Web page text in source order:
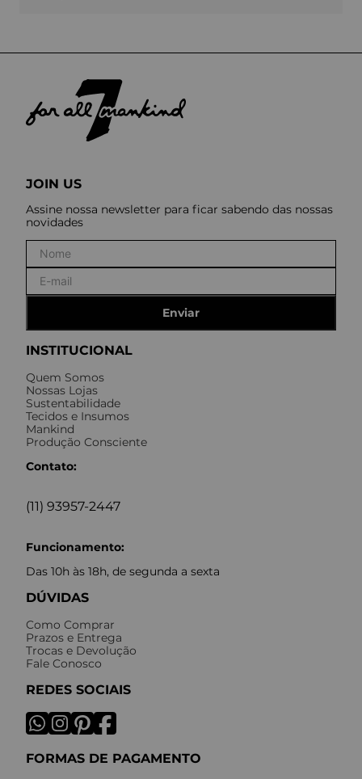
INSTITUCIONAL
Quem Somos
Nossas Lojas
Sustentabilidade
Tecidos e Insumos
Mankind
Produção Consciente
Contato:
(11) 93957-2447
Funcionamento:
Das 10h às 18h, de segunda a sexta
DÚVIDAS
Como Comprar
Prazos e Entrega
Trocas e Devolução
Fale Conosco
REDES SOCIAIS
FORMAS DE PAGAMENTO
JOIN US
Assine nossa newsletter para ficar sabendo das nossas
novidades
Enviar